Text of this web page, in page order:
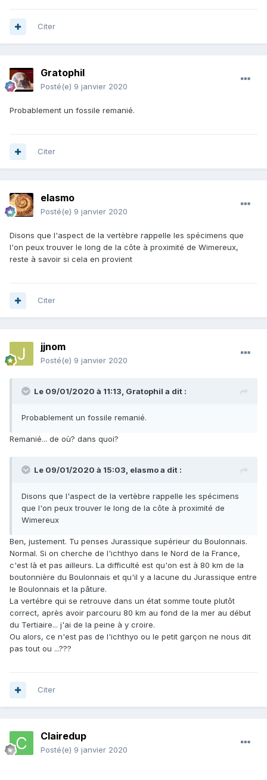
Citer
Gratophil
Posté(e) 9 janvier 2020
Probablement un fossile remanié.
Citer
elasmo
Posté(e) 9 janvier 2020
Disons que l'aspect de la vertèbre rappelle les spécimens que
l'on peux trouver le long de la côte à proximité de Wimereux,
reste à savoir si cela en provient
Citer
jjnom
Posté(e) 9 janvier 2020
Le 09/01/2020 à 11:13, Gratophil a dit :
Probablement un fossile remanié.
Remanié... de où? dans quoi?
Le 09/01/2020 à 15:03, elasmoa dit :
Disons que l'aspect de la vertèbre rappelle les spécimens
que l'on peux trouver le long de la côte à proximité de
Wimereux
Ben, justement. Tu penses Jurassique supérieur du Boulonnais.
Normal. Si on cherche de l'ichthyo dans le Nord de la France,
c'est là et pas ailleurs. La difficulté est qu'on est à 80 km de la
boutonnière du Boulonnais et qu'il y a lacune du Jurassique entre
le Boulonnais et la pâture.
La vertébre qui se retrouve dans un état somme toute plutôt
correct, après avoir parcouru 80 km au fond de la mer au début
du Tertiaire... j'ai de la peine à y croire.
Ou alors, ce n'est pas de l'ichthyo ou le petit garçon ne nous dit
pas tout ou ...???
Citer
Clairedup
Posté(e) 9 janvier 2020